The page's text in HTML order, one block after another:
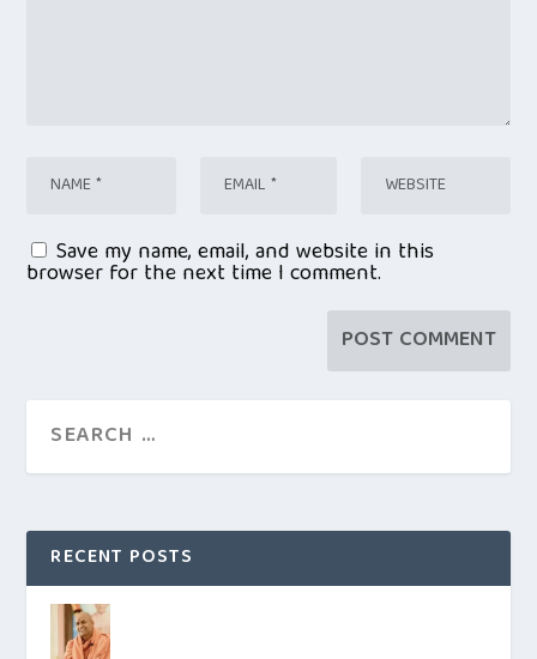
Save my name, email, and website in this
browser for the next time I comment.
RECENT POSTS